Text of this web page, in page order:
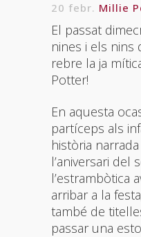
20 febr. Millie
El passat
nines i els nins
rebre la ja
Potter!
En aquesta
partíceps als
història
l’aniversari del
l’estrambòtica
arribar a la
també de
passar una